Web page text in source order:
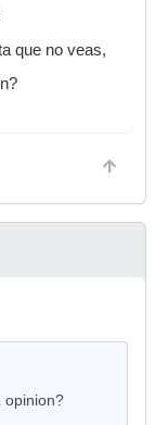
que no veas,
opinion?